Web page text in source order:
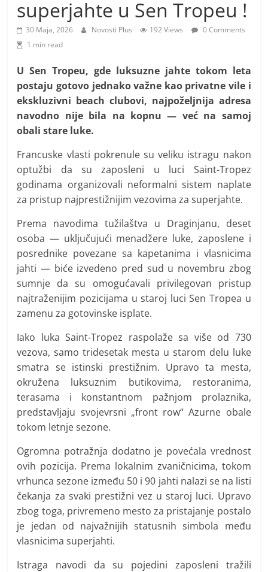
t
n
i
h
v
i
j
e
s
t
i
superjahte u Sen Tropeu !
30 Maja, 2026 Novosti Plus 192 Views
0 Comments
1 min read
U Sen Tropeu, gde luksuzne jahte tokom leta
postaju gotovo jednako važne kao privatne vile i
ekskluzivni beach clubovi, najpoželjnija adresa
navodno nije bila na kopnu — već na samoj
obali stare luke.
Francuske vlasti pokrenule su veliku istragu nakon
optužbi da su zaposleni u luci Saint-Tropez
godinama organizovali neformalni sistem naplate
za pristup najprestižnijim vezovima za superjahte.
Prema navodima tužilaštva u Draginjanu, deset
osoba — uključujući menadžere luke, zaposlene i
posrednike povezane sa kapetanima i vlasnicima
jahti — biće izvedeno pred sud u novembru zbog
sumnje da su omogućavali privilegovan pristup
najtraženijim pozicijama u staroj luci Sen Tropea u
zamenu za gotovinske isplate.
Iako luka Saint-Tropez raspolaže sa više od 730
vezova, samo tridesetak mesta u starom delu luke
smatra se istinski prestižnim. Upravo ta mesta,
okružena luksuznim butikovima, restoranima,
terasama i konstantnom pažnjom prolaznika,
predstavljaju svojevrsni „front row“ Azurne obale
tokom letnje sezone.
Ogromna potražnja dodatno je povećala vrednost
ovih pozicija. Prema lokalnim zvaničnicima, tokom
vrhunca sezone između 50 i 90 jahti nalazi se na listi
čekanja za svaki prestižni vez u staroj luci. Upravo
zbog toga, privremeno mesto za pristajanje postalo
je jedan od najvažnijih statusnih simbola među
vlasnicima superjahti.
Istraga navodi da su pojedini zaposleni tražili